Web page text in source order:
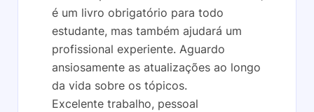
é um livro obrigatório para todo
estudante, mas também ajudará um
profissional experiente. Aguardo
ansiosamente as atualizações ao longo
da vida sobre os tópicos.
Excelente trabalho, pessoal